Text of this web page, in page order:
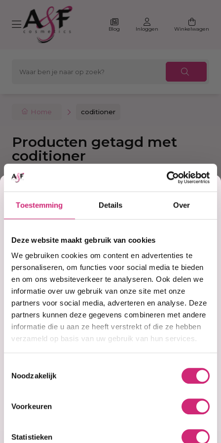
Toestemming Details Over
Deze website maakt gebruik van cookies
We gebruiken cookies om content en advertenties te
personaliseren, om functies voor social media te bieden
en om ons websiteverkeer te analyseren. Ook delen we
informatie over uw gebruik van onze site met onze
partners voor social media, adverteren en analyse. Deze
partners kunnen deze gegevens combineren met andere
informatie die u aan ze heeft verstrekt of die ze hebben
verzameld op basis van uw gebruik van hun services.
Noodzakelijk
Voorkeuren
Statistieken
Blog Inloggen Winkelwagen
Home coditioner
Producten getagd met
coditioner
Filter Sorteer
Op voorraad
African Pride
Korting
op je
eerste
bestelling